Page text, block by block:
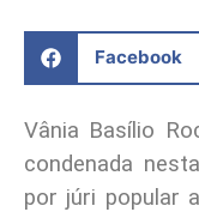
Facebook
Vânia Basílio
condenada
por júri popular